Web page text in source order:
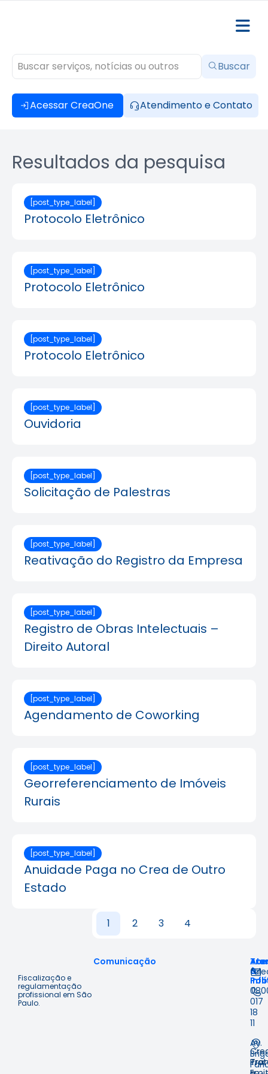
Acessar CreaOne Atendimento e Contato
Buscar
Resultados da pesquisa
[post_type_label]
Protocolo Eletrônico
[post_type_label]
Protocolo Eletrônico
[post_type_label]
Protocolo Eletrônico
[post_type_label]
Ouvidoria
[post_type_label]
Solicitação de Palestras
[post_type_label]
Reativação do Registro da Empresa
[post_type_label]
Registro de Obras Intelectuais –
Direito Autoral
[post_type_label]
Agendamento de Coworking
[post_type_label]
Georreferenciamento de Imóveis
Rurais
[post_type_label]
Anuidade Paga no Crea de Outro
Estado
1 2 3 4
Fiscalização e
regulamentação
profissional em São
Paulo.
Comunicação
à
&
017
18
11
Av.